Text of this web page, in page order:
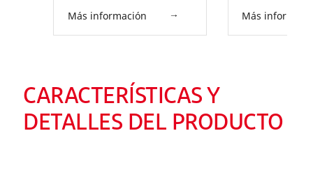
Más información Más
CARACTERÍSTICAS Y
DETALLES DEL PRODUCTO